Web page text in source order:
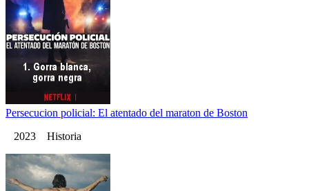
Persecucion policial: El atentado del maraton de Boston
2023 Historia